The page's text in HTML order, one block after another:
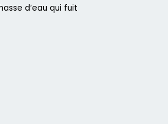
d’eau qui fuit